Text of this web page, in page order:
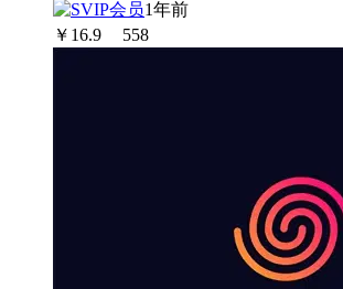
1年前
￥ 16.9 558